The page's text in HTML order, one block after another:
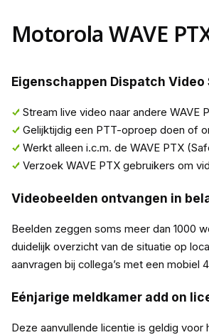
Motorola WAVE
Eigenschappen Dispatch Video
Stream live video naar andere WAVE
Gelijktijdig een PTT-oproep doen of
Werkt alleen i.c.m. de WAVE PTX
Verzoek WAVE PTX gebruikers om
Videobeelden ontvangen in
Beelden zeggen soms meer dan 1000
duidelijk overzicht van de situatie op
aanvragen bij collega’s met een mobiel
Eénjarige meldkamer add on
Deze aanvullende licentie is geldig